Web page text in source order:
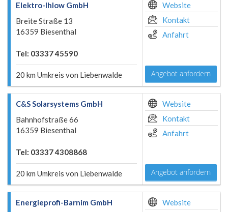
Elektro-Ihlow GmbH
Breite Straße 13
16359 Biesenthal
Tel: 03337 45590
20 km Umkreis von Liebenwalde
Website
Kontakt
Anfahrt
Angebot anfordern
C&S Solarsystems GmbH
Bahnhofstraße 66
16359 Biesenthal
Tel: 03337 4308868
20 km Umkreis von Liebenwalde
Website
Kontakt
Anfahrt
Angebot anfordern
Energieprofi-Barnim GmbH
Website